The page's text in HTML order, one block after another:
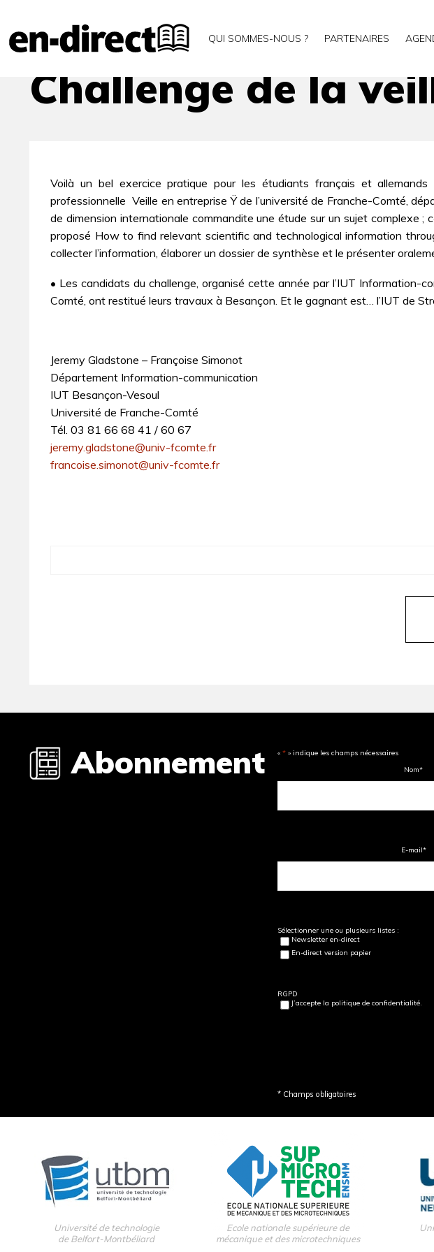
QUI SOMMES-NOUS ? PARTENAIRES
Archives Challenge de la veille
Challenge de la
Voilà un bel exercice pratique pour les étudiants français et allemands
professionnelle  Veille en entreprise Ÿ de l’université de Franche-Comté,
de dimension internationale commandite une étude sur un sujet complexe
proposé How to find relevant scientific and technological information
collecter l’information, élaborer un dossier de synthèse et le présenter
• Les candidats du challenge, organisé cette année par l’IUT Information-
Comté, ont restitué leurs travaux à Besançon. Et le gagnant est… l’IUT de
Jeremy Gladstone – Françoise Simonot
Département Information-communication
IUT Besançon-Vesoul
Université de Franche-Comté
Tél. 03 81 66 68 41 / 60 67
jeremy.gladstone@univ-fcomte.fr
francoise.simonot@univ-fcomte.fr
Abonnement « * » indique les champs nécessaires
Nom*
E-mail*
Sélectionner une ou plusieurs listes :
Newsletter en-direct
En-direct version papier
RGPD
J’accepte la politique de confidentialité.
* Champs obligatoires
Université de technologie
de Belfort-Montbéliard
Ecole nationale supérieure de
mécanique et des microtechniques